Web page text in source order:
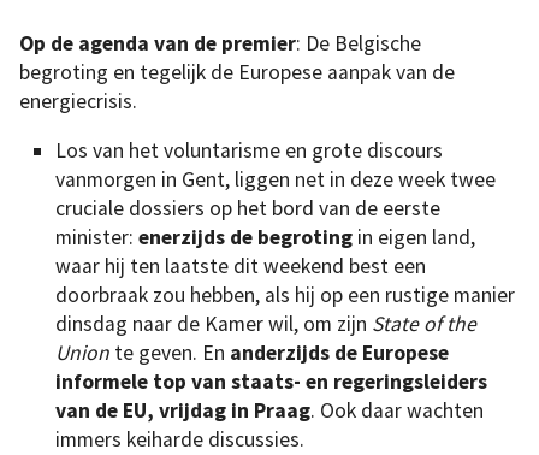
Op de agenda van de premier: De Belgische
begroting en tegelijk de Europese aanpak van de
energiecrisis.
Los van het voluntarisme en grote discours
vanmorgen in Gent, liggen net in deze week twee
cruciale dossiers op het bord van de eerste
minister: enerzijds de begroting in eigen land,
waar hij ten laatste dit weekend best een
doorbraak zou hebben, als hij op een rustige manier
dinsdag naar de Kamer wil, om zijn State of the
Union te geven. En anderzijds de Europese
informele top van staats- en regeringsleiders
van de EU, vrijdag in Praag. Ook daar wachten
immers keiharde discussies.